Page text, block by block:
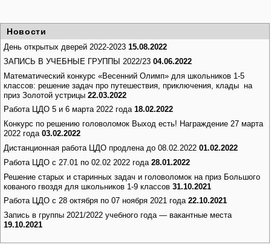
Новости
День открытых дверей 2022-2023 15.08.2022
ЗАПИСЬ В УЧЕБНЫЕ ГРУППЫ 2022/23 04.06.2022
Математический конкурс «Весенний Олимп» для школьников 1-5
классов: решение задач про путешествия, приключения, клады на
приз Золотой устрицы 22.03.2022
Работа ЦДО 5 и 6 марта 2022 года 18.02.2022
Конкурс по решению головоломок Выход есть! Награждение 27 марта
2022 года 03.02.2022
Дистанционная работа ЦДО продлена до 08.02.2022 01.02.2022
Работа ЦДО с 27.01 по 02.02 2022 года 28.01.2022
Решение старых и старинных задач и головоломок на приз Большого
кованого гвоздя для школьников 1-9 классов 31.10.2021
Работа ЦДО с 28 октября по 07 ноября 2021 года 22.10.2021
Запись в группы 2021/2022 учебного года — вакантные места
19.10.2021